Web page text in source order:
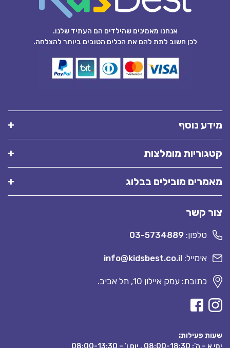
אנחנו מאמינים שהילדים הם העתיד שלנו.
לכן חשוב לתת להם את הכלים הטובים ביותר להצלחה.
מידע נוסף
קטגוריות מומלצות
מאמרים מובילים בבלוג
צור קשר
טלפון: 03-5734889
אימייל: info@kidsbest.co.il
כתובת: עמק איילון 10, תל אביב.
שעות פעילות: